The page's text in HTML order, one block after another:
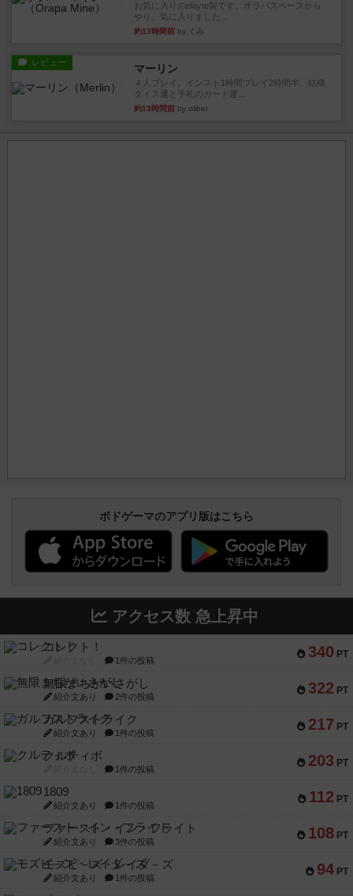
お気に入りのplayte製です。オラパスペースから
やり、気に入りました...
約13時間前 by くみ
レビュー マーリン
４人プレイ。インスト1時間プレイ2時間半。結構
ダイス運と手札のカード運...
約13時間前 by oliber
ボドゲーマのアプリ版はこちら
アクセス数 急上昇中
340 PT
コレクト！
1件の投稿
322 PT
無限まちがいさがし
紹介文あり 2件の投稿
217 PT
ガルフストライク
紹介文あり 1件の投稿
203 PT
クルティボ
1件の投稿
112 PT
1809
紹介文あり 1件の投稿
108 PT
ファースト・イン・フライト
紹介文あり 3件の投稿
94 PT
モズビ－ズ・レイダ－ズ
紹介文あり 1件の投稿